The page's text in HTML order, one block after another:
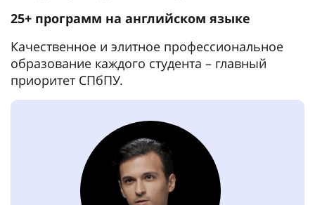
25+ программ на английском языке
Качественное и элитное профессиональное
образование каждого студента – главный
приоритет СПбПУ.